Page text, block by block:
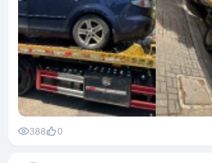
388 0